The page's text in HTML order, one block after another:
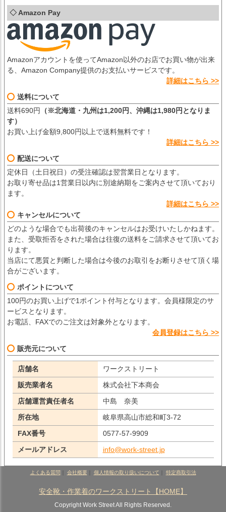
◇ Amazon Pay
Amazonアカウントを使ってAmazon以外のお店でお買い物が出来
る、Amazon Company提供のお支払いサービスです。
詳細はこちら >>
送料について
送料690円
（※北海道・九州は1,200円、沖縄は1,980円となりま
す）
お買い上げ金額9,800円以上で送料無料です！
詳細はこちら >>
配送について
定休日（土日祝日）の受注確認は翌営業日となります。
お取り寄せ品は1営業日以内に別途納期をご案内させて頂いており
ます。
詳細はこちら >>
キャンセルについて
どのような場合でも出荷後のキャンセルはお受けいたしかねます。
また、受取拒否をされた場合は往復の送料をご請求させて頂いてお
ります。
当店にて悪質と判断した場合は今後のお取引をお断りさせて頂く場
合がございます。
ポイントについて
100円のお買い上げで1ポイント付与となります。会員様限定のサ
ービスとなります。
お電話、FAXでのご注文は対象外となります。
会員登録はこちら >>
販売元について
店舗名
ワークストリート
販売業者名
株式会社下本商会
店舗運営責任者名
中島 奈美
所在地
岐阜県高山市総和町3-72
FAX番号
0577-57-9909
メールアドレス
info@work-street.jp
よくある質問 会社概要｜ 個人情報の取り扱いについて 特定商取引法
安全靴・作業着のワークストリート【HOME】
Copyright Work Street All Rights Reserved.